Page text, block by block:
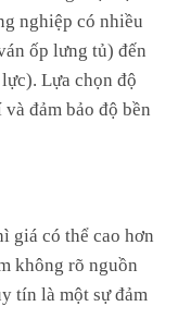
nghiệp có nhiều
ốp lưng tủ) đến
Lựa chọn độ
đảm bảo độ bền
giá có thể cao hơn
không rõ nguồn
tín là một sự đảm